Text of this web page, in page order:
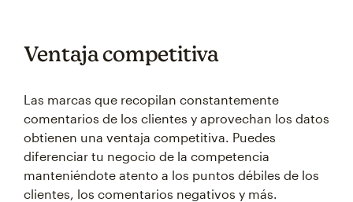
Ventaja competitiva
Las marcas que recopilan constantemente
comentarios de los clientes y aprovechan los datos
obtienen una ventaja competitiva. Puedes
diferenciar tu negocio de la competencia
manteniéndote atento a los puntos débiles de los
clientes, los comentarios negativos y más.